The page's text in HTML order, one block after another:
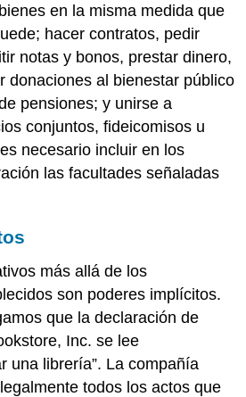
en la misma medida que
hacer contratos, pedir
notas y bonos, prestar dinero,
donaciones al bienestar público
pensiones; y unirse a
conjuntos, fideicomisos u
necesario incluir en los
las facultades señaladas
más allá de los
son poderes implícitos.
que la declaración de
Inc. se lee
una librería”. La compañía
todos los actos que